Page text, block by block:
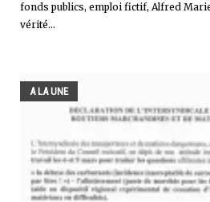
fonds publics, emploi fictif, Alfred
vérité...
A LA UNE